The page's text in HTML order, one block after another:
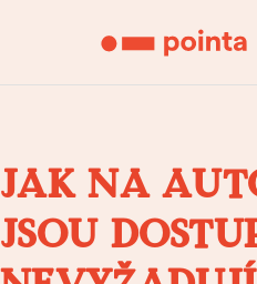
JAK NA
JSOU